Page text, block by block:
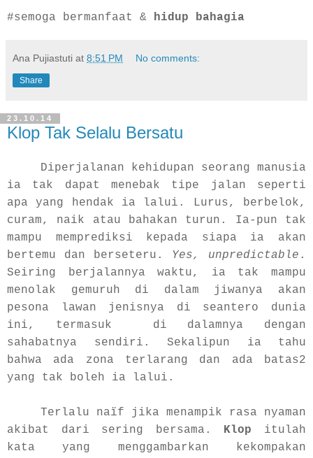
#semoga bermanfaat & hidup bahagia
Ana Pujiastuti at 8:51 PM No comments:
Share
23.10.14
Klop Tak Selalu Bersatu
Diperjalanan kehidupan seorang manusia
ia tak dapat menebak tipe jalan seperti
apa yang hendak ia lalui. Lurus, berbelok,
curam, naik atau bahakan turun. Ia-pun tak
mampu memprediksi kepada siapa ia akan
bertemu dan berseteru. Yes, unpredictable .
Seiring berjalannya waktu, ia tak mampu
menolak gemuruh di dalam jiwanya akan
pesona lawan jenisnya di seantero dunia
ini, termasuk di dalamnya dengan
sahabatnya sendiri. Sekalipun ia tahu
bahwa ada zona terlarang dan ada batas2
yang tak boleh ia lalui.
Terlalu naïf jika menampik rasa nyaman
akibat dari sering bersama. Klop itulah
kata yang menggambarkan kekompakan